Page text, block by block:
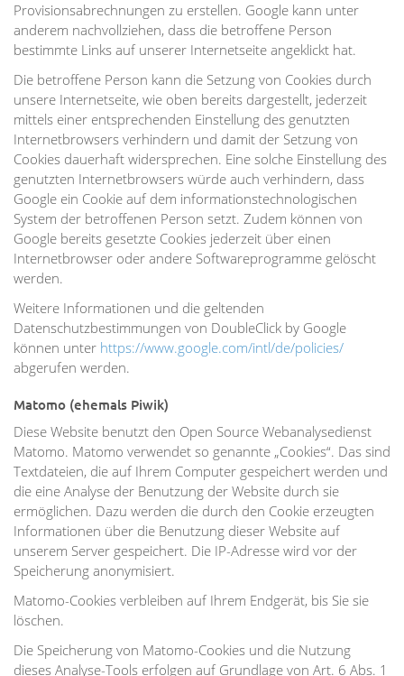
Provisionsabrechnungen zu erstellen. Google kann unter
anderem nachvollziehen, dass die betroffene Person
bestimmte Links auf unserer Internetseite angeklickt hat.
Die betroffene Person kann die Setzung von Cookies durch
unsere Internetseite, wie oben bereits dargestellt, jederzeit
mittels einer entsprechenden Einstellung des genutzten
Internetbrowsers verhindern und damit der Setzung von
Cookies dauerhaft widersprechen. Eine solche Einstellung des
genutzten Internetbrowsers würde auch verhindern, dass
Google ein Cookie auf dem informationstechnologischen
System der betroffenen Person setzt. Zudem können von
Google bereits gesetzte Cookies jederzeit über einen
Internetbrowser oder andere Softwareprogramme gelöscht
werden.
Weitere Informationen und die geltenden
Datenschutzbestimmungen von DoubleClick by Google
können unter https://www.google.com/intl/de/policies/
abgerufen werden.
Matomo (ehemals Piwik)
Diese Website benutzt den Open Source Webanalysedienst
Matomo. Matomo verwendet so genannte „Cookies“. Das sind
Textdateien, die auf Ihrem Computer gespeichert werden und
die eine Analyse der Benutzung der Website durch sie
ermöglichen. Dazu werden die durch den Cookie erzeugten
Informationen über die Benutzung dieser Website auf
unserem Server gespeichert. Die IP-Adresse wird vor der
Speicherung anonymisiert.
Matomo-Cookies verbleiben auf Ihrem Endgerät, bis Sie sie
löschen.
Die Speicherung von Matomo-Cookies und die Nutzung
dieses Analyse-Tools erfolgen auf Grundlage von Art. 6 Abs. 1